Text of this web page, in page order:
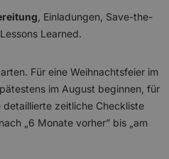
, Einladungen, Save-the-
Learned.
Für eine Weihnachtsfeier im
im August beginnen, für
detaillierte zeitliche Checkliste
„6 Monate vorher” bis „am